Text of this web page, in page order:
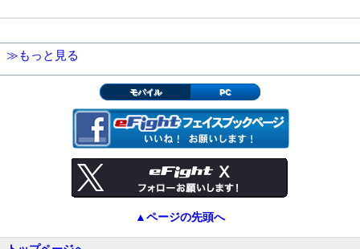
≫もっと見る
モバイル PC
▲ページの先頭へ